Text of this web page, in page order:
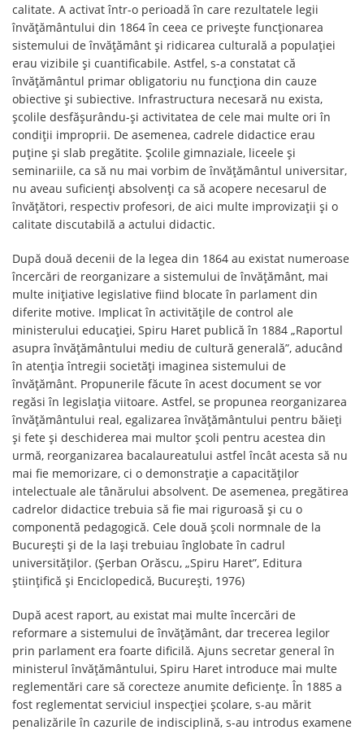
calitate. A activat într-o perioadă în care rezultatele legii
învățământului din 1864 în ceea ce privește funcționarea
sistemului de învățământ și ridicarea culturală a populației
erau vizibile și cuantificabile. Astfel, s-a constatat că
învățământul primar obligatoriu nu funcționa din cauze
obiective și subiective. Infrastructura necesară nu exista,
școlile desfășurându-și activitatea de cele mai multe ori în
condiții improprii. De asemenea, cadrele didactice erau
puține și slab pregătite. Școlile gimnaziale, liceele și
seminariile, ca să nu mai vorbim de învățământul universitar,
nu aveau suficienți absolvenți ca să acopere necesarul de
învățători, respectiv profesori, de aici multe improvizații și o
calitate discutabilă a actului didactic.
După două decenii de la legea din 1864 au existat numeroase
încercări de reorganizare a sistemului de învățământ, mai
multe inițiative legislative fiind blocate în parlament din
diferite motive. Implicat în activitățile de control ale
ministerului educației, Spiru Haret publică în 1884 „Raportul
asupra învățământului mediu de cultură generală”, aducând
în atenția întregii societăți imaginea sistemului de
învățământ. Propunerile făcute în acest document se vor
regăsi în legislația viitoare. Astfel, se propunea reorganizarea
învățământului real, egalizarea învățământului pentru băieți
și fete și deschiderea mai multor școli pentru acestea din
urmă, reorganizarea bacalaureatului astfel încât acesta să nu
mai fie memorizare, ci o demonstrație a capacităților
intelectuale ale tânărului absolvent. De asemenea, pregătirea
cadrelor didactice trebuia să fie mai riguroasă și cu o
componentă pedagogică. Cele două școli normnale de la
București și de la Iași trebuiau înglobate în cadrul
universităților. (Șerban Orăscu, „Spiru Haret”, Editura
științifică și Enciclopedică, București, 1976)
După acest raport, au existat mai multe încercări de
reformare a sistemului de învățământ, dar trecerea legilor
prin parlament era foarte dificilă. Ajuns secretar general în
ministerul învățământului, Spiru Haret introduce mai multe
reglementări care să corecteze anumite deficiențe. În 1885 a
fost reglementat serviciul inspecției școlare, s-au mărit
penalizările în cazurile de indisciplină, s-au introdus examene